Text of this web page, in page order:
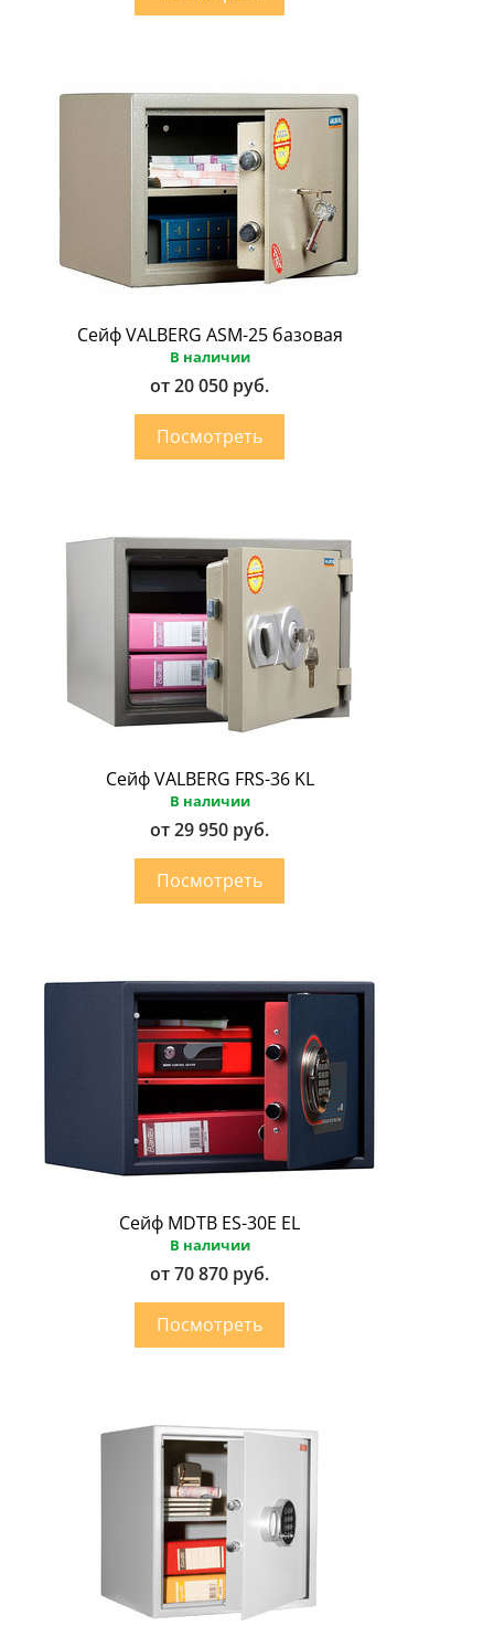
Сейф VALBERG ASM-25 базовая
В наличии
от 20 050 руб.
Сейф VALBERG FRS-36 KL
В наличии
от 29 950 руб.
Сейф MDTB ES-30E EL
В наличии
от 70 870 руб.